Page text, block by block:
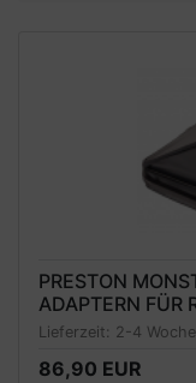
PRESTON
ADAPTERN FÜR
Lieferzeit: 2-4
86,90 EUR